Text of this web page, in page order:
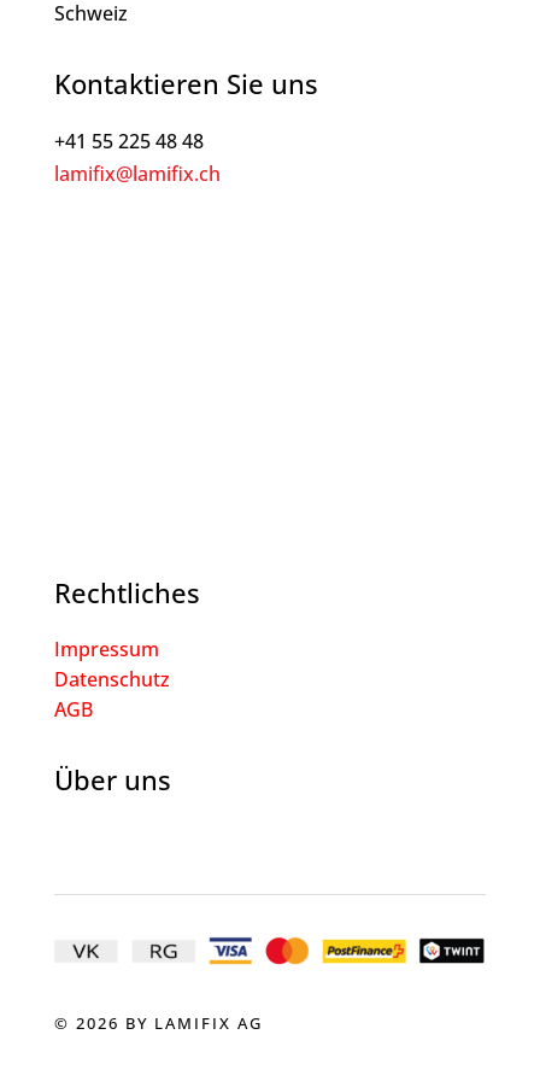
Schweiz
Kontaktieren Sie uns
+41 55 225 48 48
lamifix@lamifix.ch
Rechtliches
Impressum
Datenschutz
AGB
Über uns
© 2026 BY LAMIFIX AG